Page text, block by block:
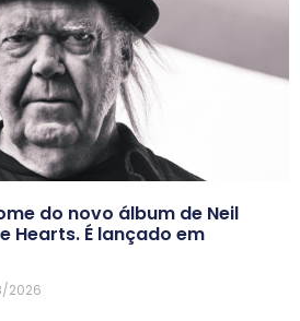
do novo álbum de Neil
Hearts. É lançado em
2026